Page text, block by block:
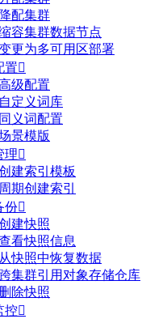
降配集群
容集群数据节点
更为多可用区部署
置
级配置
自定义词库
同义词配置
景模版
理
建索引模板
周期创建索引
份
建快照
看快照信息
从快照中恢复数据
跨集群引用对象存储仓库
除快照
控